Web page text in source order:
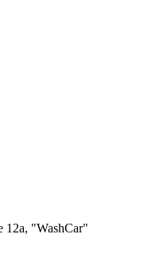
12а, "WashCar"